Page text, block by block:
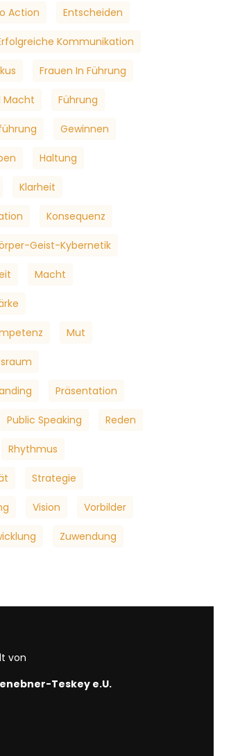
Action Entscheiden
Kommunikation
Frauen In Führung
Macht Führung
Gewinnen
Haltung
Klarheit
Konsequenz
Geist-Kybernetik
Macht
Mut
Präsentation
Public Speaking Reden
Rhythmus
Strategie
Vision Vorbilder
Zuwendung
von
Teskey e.U.